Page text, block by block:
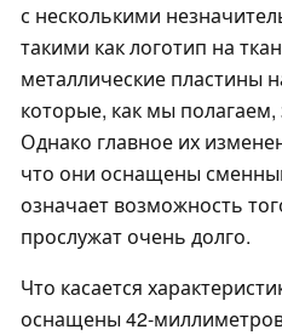
с несколькими
такими как логотип на
металлические пластины
которые, как мы
Однако главное их
что они оснащены
означает возможность
прослужат очень долго.
Что касается
оснащены 42-